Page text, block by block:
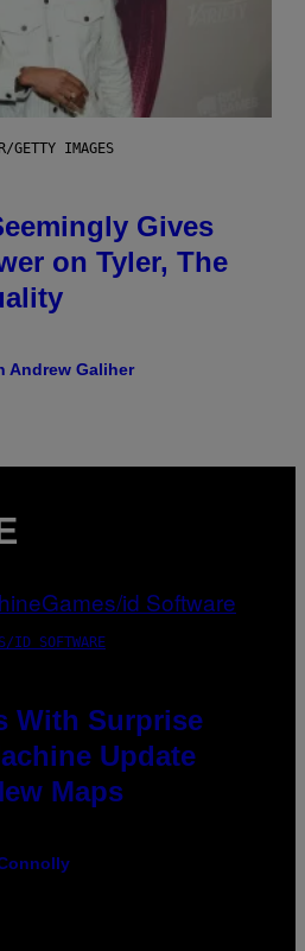
GETTY IMAGES
Gives
on Tyler, The
Andrew Galiher
ID SOFTWARE
With Surprise
Update
Maps